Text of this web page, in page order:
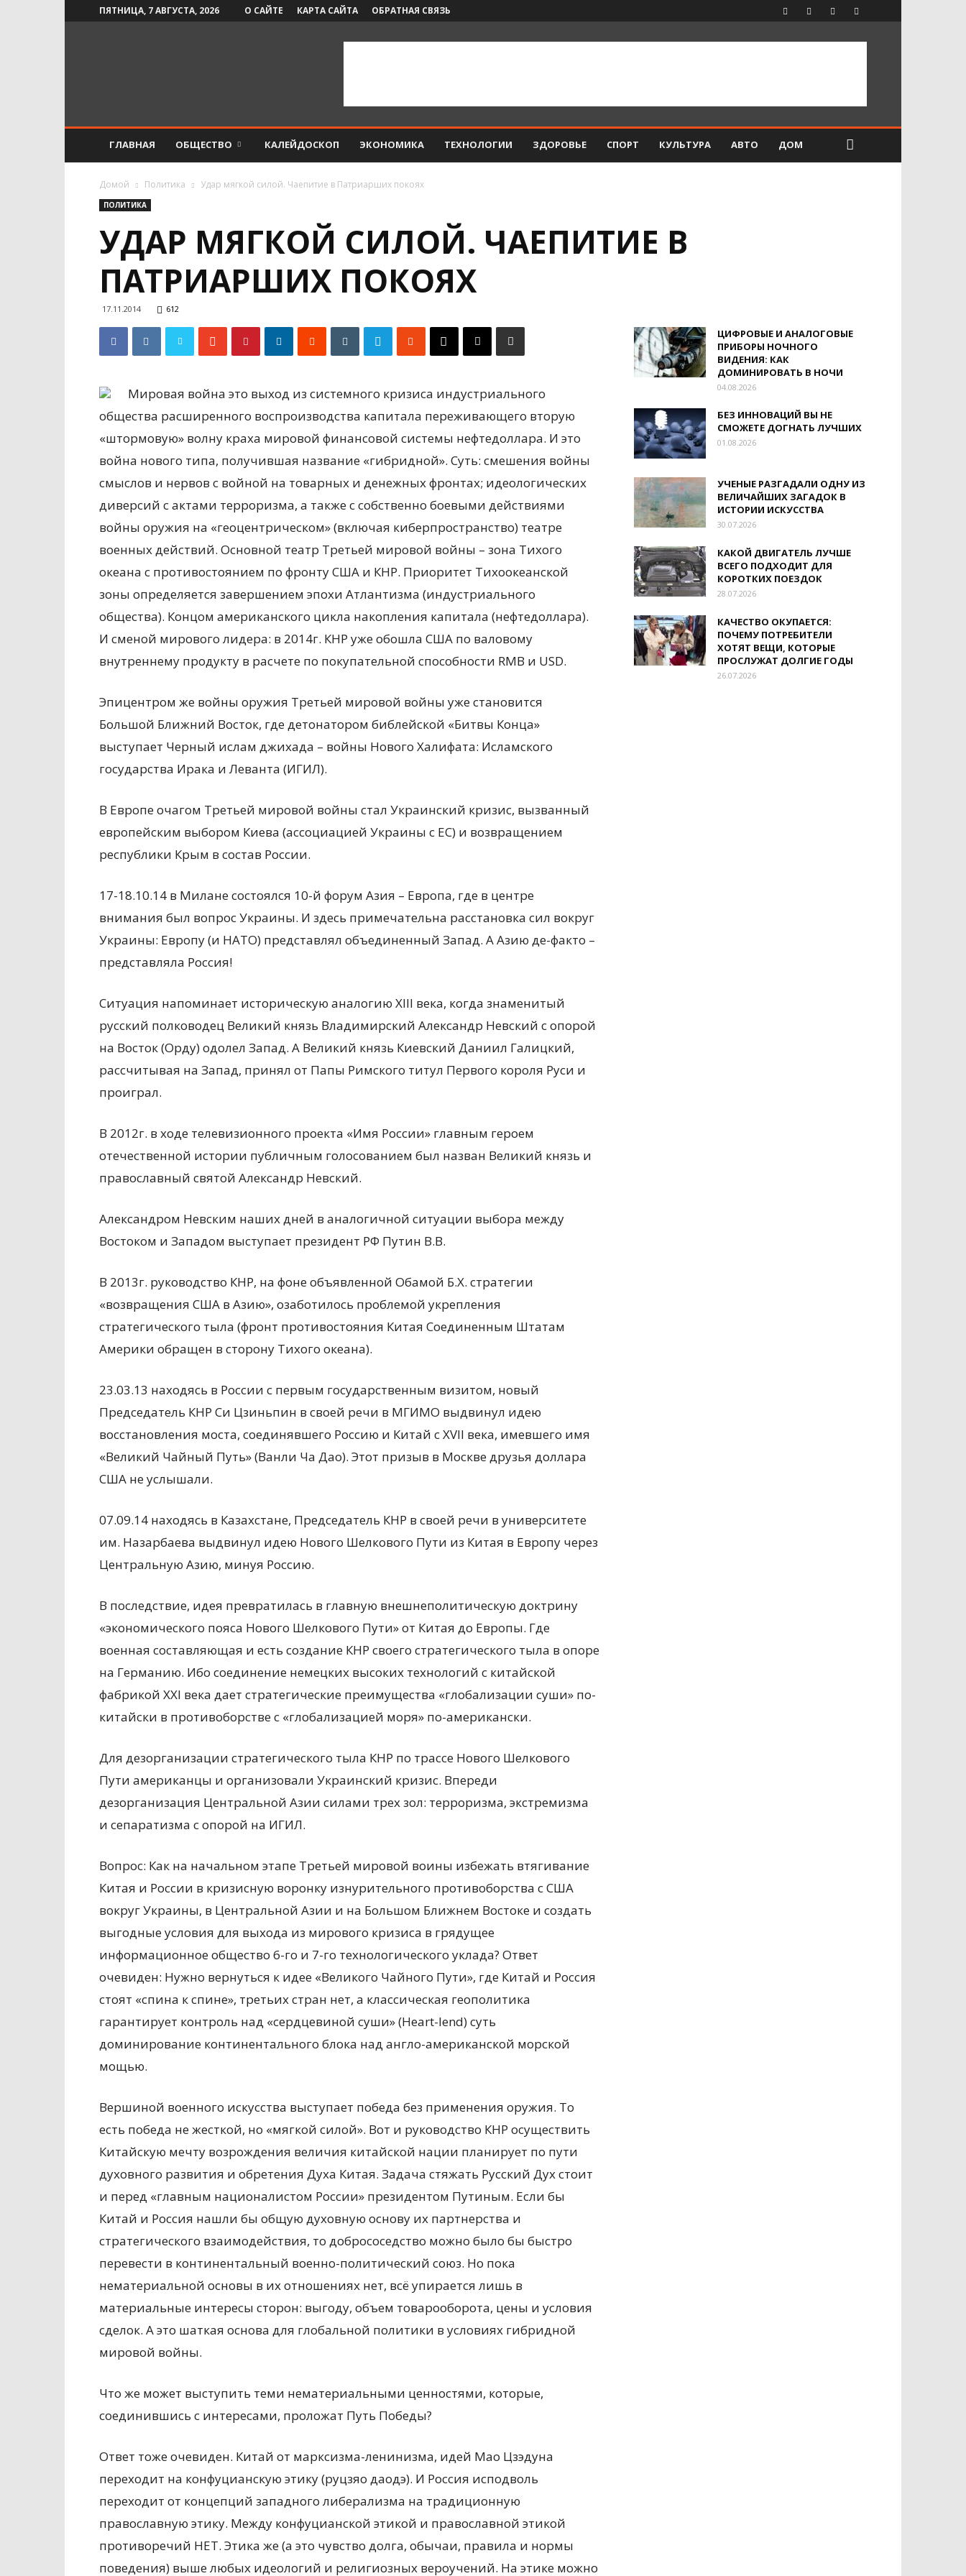
ПЯТНИЦА, 7 АВГУСТА, 2026 О САЙТЕ КАРТА САЙТА ОБРАТНАЯ СВЯЗЬ
ГЛАВНАЯ ОБЩЕСТВО КАЛЕЙДОСКОП ЭКОНОМИКА ТЕХНОЛОГИИ ЗДОРОВЬЕ СПОРТ КУЛЬТУРА АВТО ДОМ
Домой Политика Удар мягкой силой. Чаепитие в Патриарших покоях
ПОЛИТИКА
УДАР МЯГКОЙ СИЛОЙ. ЧАЕПИТИЕ В
ПАТРИАРШИХ ПОКОЯХ
17.11.2014 612
Мировая война это выход из системного кризиса индустриального
общества расширенного воспроизводства капитала переживающего вторую
«штормовую» волну краха мировой финансовой системы нефтедоллара. И это
война нового типа, получившая название «гибридной». Суть: смешения войны
смыслов и нервов с войной на товарных и денежных фронтах; идеологических
диверсий с актами терроризма, а также с собственно боевыми действиями
войны оружия на «геоцентрическом» (включая киберпространство) театре
военных действий. Основной театр Третьей мировой войны – зона Тихого
океана с противостоянием по фронту США и КНР. Приоритет Тихоокеанской
зоны определяется завершением эпохи Атлантизма (индустриального
общества). Концом американского цикла накопления капитала (нефтедоллара).
И сменой мирового лидера: в 2014г. КНР уже обошла США по валовому
внутреннему продукту в расчете по покупательной способности RMB и USD.
Эпицентром же войны оружия Третьей мировой войны уже становится
Большой Ближний Восток, где детонатором библейской «Битвы Конца»
выступает Черный ислам джихада – войны Нового Халифата: Исламского
государства Ирака и Леванта (ИГИЛ).
В Европе очагом Третьей мировой войны стал Украинский кризис, вызванный
европейским выбором Киева (ассоциацией Украины с ЕС) и возвращением
республики Крым в состав России.
17-18.10.14 в Милане состоялся 10-й форум Азия – Европа, где в центре
внимания был вопрос Украины. И здесь примечательна расстановка сил вокруг
Украины: Европу (и НАТО) представлял объединенный Запад. А Азию де-факто –
представляла Россия!
Ситуация напоминает историческую аналогию XIII века, когда знаменитый
русский полководец Великий князь Владимирский Александр Невский с опорой
на Восток (Орду) одолел Запад. А Великий князь Киевский Даниил Галицкий,
рассчитывая на Запад, принял от Папы Римского титул Первого короля Руси и
проиграл.
В 2012г. в ходе телевизионного проекта «Имя России» главным героем
отечественной истории публичным голосованием был назван Великий князь и
православный святой Александр Невский.
Александром Невским наших дней в аналогичной ситуации выбора между
Востоком и Западом выступает президент РФ Путин В.В.
В 2013г. руководство КНР, на фоне объявленной Обамой Б.Х. стратегии
«возвращения США в Азию», озаботилось проблемой укрепления
стратегического тыла (фронт противостояния Китая Соединенным Штатам
Америки обращен в сторону Тихого океана).
23.03.13 находясь в России с первым государственным визитом, новый
Председатель КНР Си Цзиньпин в своей речи в МГИМО выдвинул идею
восстановления моста, соединявшего Россию и Китай с XVII века, имевшего имя
«Великий Чайный Путь» (Ванли Ча Дао). Этот призыв в Москве друзья доллара
США не услышали.
07.09.14 находясь в Казахстане, Председатель КНР в своей речи в университете
им. Назарбаева выдвинул идею Нового Шелкового Пути из Китая в Европу через
Центральную Азию, минуя Россию.
В последствие, идея превратилась в главную внешнеполитическую доктрину
«экономического пояса Нового Шелкового Пути» от Китая до Европы. Где
военная составляющая и есть создание КНР своего стратегического тыла в опоре
на Германию. Ибо соединение немецких высоких технологий с китайской
фабрикой XXI века дает стратегические преимущества «глобализации суши» по-
китайски в противоборстве с «глобализацией моря» по-американски.
Для дезорганизации стратегического тыла КНР по трассе Нового Шелкового
Пути американцы и организовали Украинский кризис. Впереди
дезорганизация Центральной Азии силами трех зол: терроризма, экстремизма
и сепаратизма с опорой на ИГИЛ.
Вопрос: Как на начальном этапе Третьей мировой воины избежать втягивание
Китая и России в кризисную воронку изнурительного противоборства с США
вокруг Украины, в Центральной Азии и на Большом Ближнем Востоке и создать
выгодные условия для выхода из мирового кризиса в грядущее
информационное общество 6-го и 7-го технологического уклада? Ответ
очевиден: Нужно вернуться к идее «Великого Чайного Пути», где Китай и Россия
стоят «спина к спине», третьих стран нет, а классическая геополитика
гарантирует контроль над «сердцевиной суши» (Heart-lend) суть
доминирование континентального блока над англо-американской морской
мощью.
Вершиной военного искусства выступает победа без применения оружия. То
есть победа не жесткой, но «мягкой силой». Вот и руководство КНР осуществить
Китайскую мечту возрождения величия китайской нации планирует по пути
духовного развития и обретения Духа Китая. Задача стяжать Русский Дух стоит
и перед «главным националистом России» президентом Путиным. Если бы
Китай и Россия нашли бы общую духовную основу их партнерства и
стратегического взаимодействия, то добрососедство можно было бы быстро
перевести в континентальный военно-политический союз. Но пока
нематериальной основы в их отношениях нет, всё упирается лишь в
материальные интересы сторон: выгоду, объем товарооборота, цены и условия
сделок. А это шаткая основа для глобальной политики в условиях гибридной
мировой войны.
Что же может выступить теми нематериальными ценностями, которые,
соединившись с интересами, проложат Путь Победы?
Ответ тоже очевиден. Китай от марксизма-ленинизма, идей Мао Цзэдуна
переходит на конфуцианскую этику (руцзяо даодэ). И Россия исподволь
переходит от концепций западного либерализма на традиционную
православную этику. Между конфуцианской этикой и православной этикой
противоречий НЕТ. Этика же (а это чувство долга, обычаи, правила и нормы
поведения) выше любых идеологий и религиозных вероучений. На этике можно
ЦИФРОВЫЕ И АНАЛОГОВЫЕ
ПРИБОРЫ НОЧНОГО
ВИДЕНИЯ: КАК
ДОМИНИРОВАТЬ В НОЧИ
04.08.2026
БЕЗ ИННОВАЦИЙ ВЫ НЕ
СМОЖЕТЕ ДОГНАТЬ ЛУЧШИХ
01.08.2026
УЧЕНЫЕ РАЗГАДАЛИ ОДНУ ИЗ
ВЕЛИЧАЙШИХ ЗАГАДОК В
ИСТОРИИ ИСКУССТВА
30.07.2026
КАКОЙ ДВИГАТЕЛЬ ЛУЧШЕ
ВСЕГО ПОДХОДИТ ДЛЯ
КОРОТКИХ ПОЕЗДОК
28.07.2026
КАЧЕСТВО ОКУПАЕТСЯ:
ПОЧЕМУ ПОТРЕБИТЕЛИ
ХОТЯТ ВЕЩИ, КОТОРЫЕ
ПРОСЛУЖАТ ДОЛГИЕ ГОДЫ
26.07.2026